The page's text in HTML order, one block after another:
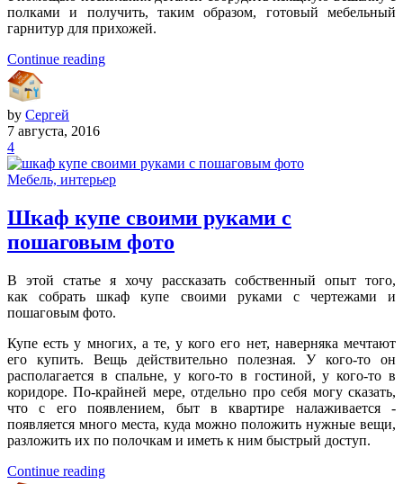
полками и получить, таким образом, готовый мебельный
гарнитур для прихожей.
Continue reading
by Сергей
7 августа, 2016
4
Мебель, интерьер
Шкаф купе своими руками с
пошаговым фото
В этой статье я хочу рассказать собственный опыт того,
как собрать шкаф купе своими руками с чертежами и
пошаговым фото.
Купе есть у многих, а те, у кого его нет, наверняка мечтают
его купить. Вещь действительно полезная. У кого-то он
располагается в спальне, у кого-то в гостиной, у кого-то в
коридоре. По-крайней мере, отдельно про себя могу сказать,
что с его появлением, быт в квартире налаживается -
появляется много места, куда можно положить нужные вещи,
разложить их по полочкам и иметь к ним быстрый доступ.
Continue reading